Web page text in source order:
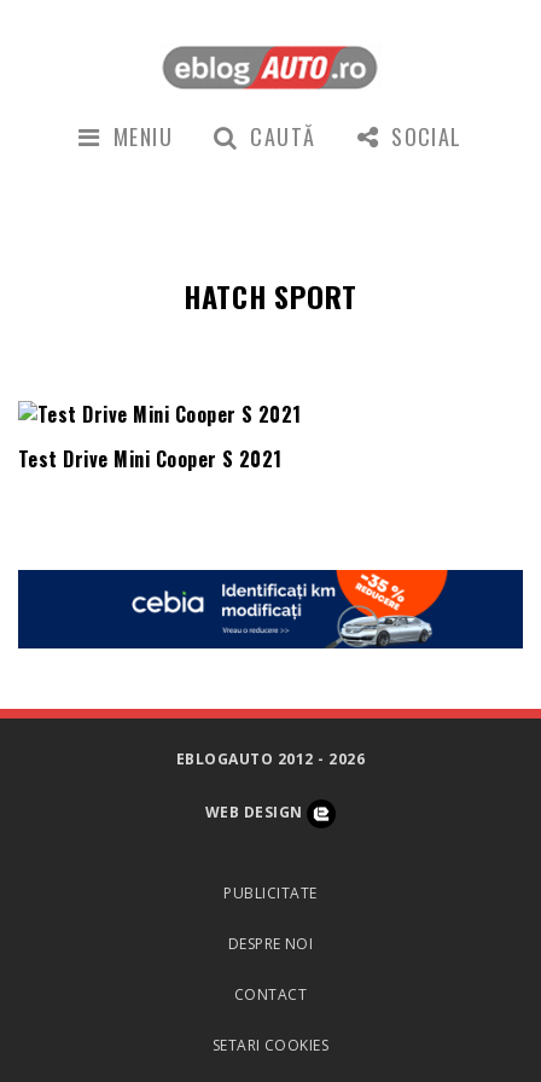
MENIU CAUTĂ SOCIAL
HATCH SPORT
Test Drive Mini Cooper S 2021
EBLOGAUTO 2012 - 2026
WEB DESIGN
PUBLICITATE
DESPRE NOI
CONTACT
SETARI COOKIES